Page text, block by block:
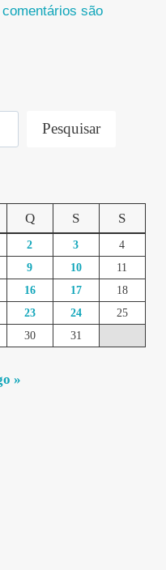
são
Pesquisar
Q S S
2 3
4
9 10
11
16 17
18
23 24
25
30 31
»